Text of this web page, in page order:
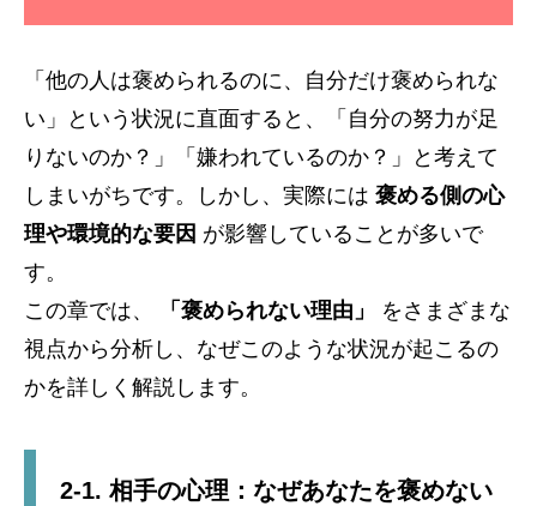
「他の人は褒められるのに、自分だけ褒められな
い」という状況に直面すると、「自分の努力が足
りないのか？」「嫌われているのか？」と考えて
しまいがちです。しかし、実際には 褒める側の心
理や環境的な要因 が影響していることが多いで
す。
この章では、
「褒められない理由」
をさまざまな
視点から分析し、なぜこのような状況が起こるの
かを詳しく解説します。
2-1. 相手の心理：なぜあなたを褒めない